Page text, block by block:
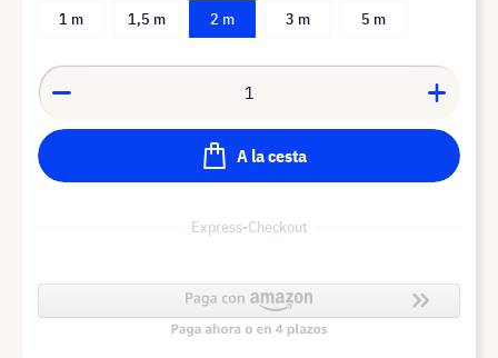
1 m
1,5 m 2 m 3 m 5 m
A la cesta
Express-Checkout